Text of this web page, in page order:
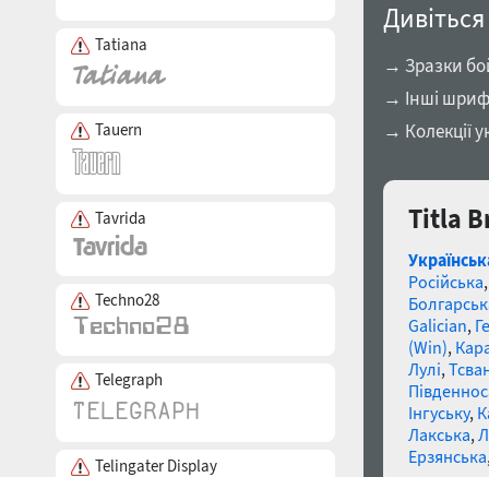
Tatiana
Tauern
Tavrida
Techno28
Telegraph
Telingater Display
→ Зразки
→ Інші
→ Колекції
Titla
Російська
Galician,
(Win),
Лулі,
Інгуську,
Лакська,
Ерзянська